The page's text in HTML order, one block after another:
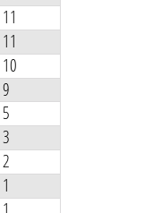
11
11
10
9
5
3
2
1